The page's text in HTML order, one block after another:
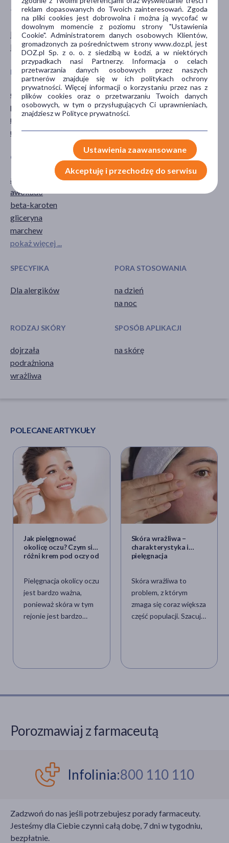
TYP PRODUKTU
Dermokosmetyk
Kosmetyk
POSTAĆ
krem
DZIAŁANIE/WŁAŚCIWOŚCI
ochronne
przeciwobrzękowe
regenerujące
ujędrniające
PROBLEM
obrzęk
wiotkość skóry
zmarszczki
GŁÓWNY SKŁADNIK
alantoina
awokado
beta-karoten
gliceryna
marchew
pokaż więcej ...
oczy
SPECYFIKA
Dla alergików
PORA STOSOWANIA
na dzień
na noc
RODZAJ SKÓRY
dojrzała
podrażniona
wrażliwa
SPOSÓB APLIKACJI
na skórę
POLECANE ARTYKUŁY
Jak pielęgnować
okolicę oczu? Czym się
różni krem pod oczy od
Pielęgnacja okolicy oczu
jest bardzo ważna,
ponieważ skóra w tym
rejonie jest bardzo
kompresów, po
dbanie o dietę bogatą
jeśli chcemy, aby nasze
spojrzenie było świeże i
Skóra wrażliwa –
charakterystyka i
pielęgnacja
Skóra wrażliwa to
problem, z którym
zmaga się coraz większa
część populacji. Szacuje
normalnej są obojętne, i
czy pieczenie. Właściwa
pielęgnacja, oparta na
odbudowie bariery
przywrócenia równowagi
skóry i jej zdrowego
Porozmawiaj z farmaceutą
Infolinia:800 110 110
Zadzwoń do nas jeśli potrzebujesz porady farmaceuty.
Jesteśmy dla Ciebie czynni całą dobę, 7 dni w tygodniu,
bezpłatnie.
reklam dopasowanych do Twoich zainteresowań. Zgoda
na pliki cookies jest dobrowolna i można ją wycofać w
dowolnym momencie z poziomu strony "Ustawienia
Cookie". Administratorem danych osobowych Klientów,
gromadzonych za pośrednictwem strony www.doz.pl, jest
DOZ.pl Sp. z o. o. z siedzibą w Łodzi, a w niektórych
przypadkach nasi Partnerzy. Informacja o celach
przetwarzania danych osobowych przez naszych
partnerów znajduje się w ich politykach ochrony
prywatności. Więcej informacji o korzystaniu przez nas z
plików cookies oraz o przetwarzaniu Twoich danych
osobowych, w tym o przysługujących Ci uprawnieniach,
znajdziesz w Polityce prywatności.
Ustawienia zaawansowane
Akceptuję i przechodzę do serwisu